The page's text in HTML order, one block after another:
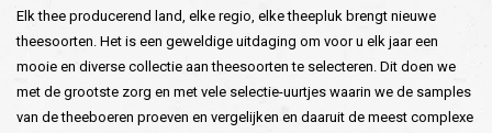
Elk thee producerend land, elke regio, elke theepluk brengt nieuwe
theesoorten. Het is een geweldige uitdaging om voor u elk jaar een
mooie en diverse collectie aan theesoorten te selecteren. Dit doen we
met de grootste zorg en met vele selectie-uurtjes waarin we de samples
van de theeboeren proeven en vergelijken en daaruit de meest complexe